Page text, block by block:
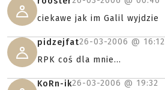
ciekawe jak im Galil wyjdzie
pidzejfat26-03-2006 @ 16:12
RPK coś dla mnie...
KoRn-ik26-03-2006 @ 19:32